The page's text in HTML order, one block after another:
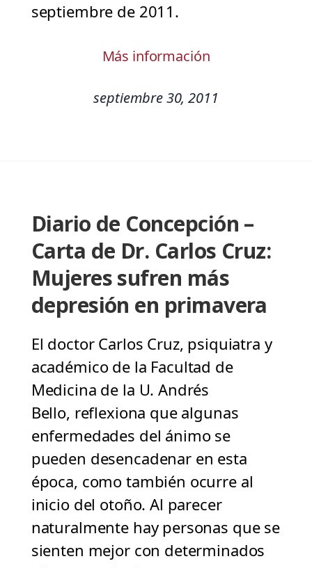
septiembre de 2011.
Más información
septiembre 30, 2011
Diario de Concepción –
Carta de Dr. Carlos Cruz:
Mujeres sufren más
depresión en primavera
El doctor Carlos Cruz, psiquiatra y
académico de la Facultad de
Medicina de la U. Andrés
Bello, reflexiona que algunas
enfermedades del ánimo se
pueden desencadenar en esta
época, como también ocurre al
inicio del otoño. Al parecer
naturalmente hay personas que se
sienten mejor con determinados